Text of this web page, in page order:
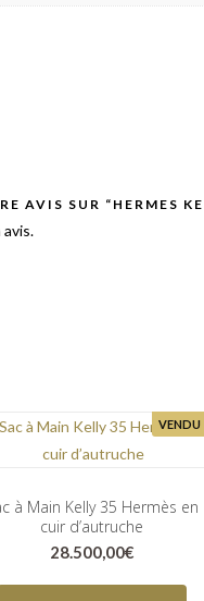
AVIS SUR “HERMES
VENDU
à Main Kelly 35 Hermès en
cuir d’autruche
28.500,00€